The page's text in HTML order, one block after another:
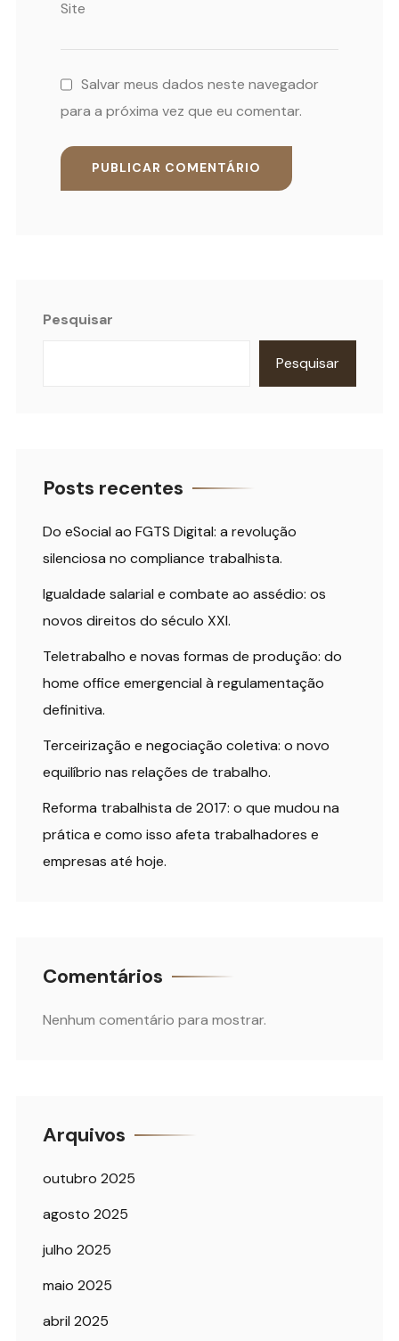
Site
Salvar meus dados neste navegador
para a próxima vez que eu comentar.
Pesquisar
Pesquisar
Posts recentes
Do eSocial ao FGTS Digital: a revolução
silenciosa no compliance trabalhista.
Igualdade salarial e combate ao assédio: os
novos direitos do século XXI.
Teletrabalho e novas formas de produção: do
home office emergencial à regulamentação
definitiva.
Terceirização e negociação coletiva: o novo
equilíbrio nas relações de trabalho.
Reforma trabalhista de 2017: o que mudou na
prática e como isso afeta trabalhadores e
empresas até hoje.
Comentários
Nenhum comentário para mostrar.
Arquivos
outubro 2025
agosto 2025
julho 2025
maio 2025
abril 2025